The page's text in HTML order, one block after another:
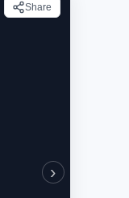
Share
›